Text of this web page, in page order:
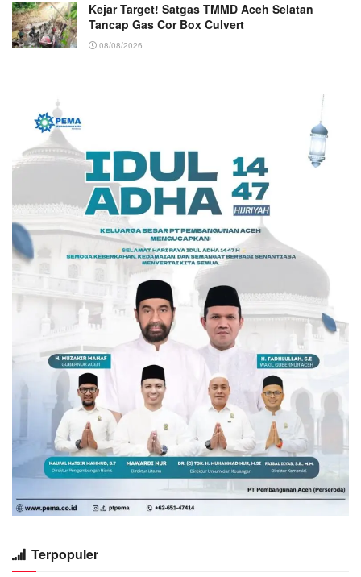
Kejar Target! Satgas TMMD Aceh Selatan
Tancap Gas Cor Box Culvert
08/08/2026
Terpopuler